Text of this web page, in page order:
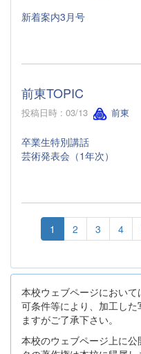
新着案内3月号
前東TOPIC
投稿日時 : 03/13 前東
卒業生特別講話
芸術発表会（1年次）
1 2 3 4
本校ウェブページにおい
可条件等により、加工し
ますがご了承下さい。
本校のウェブページ上に